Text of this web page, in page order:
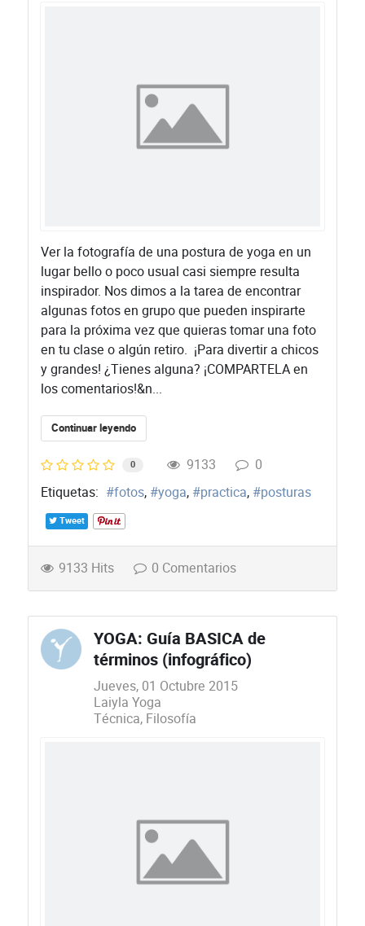
​Ver la fotografía de una postura de yoga en un
lugar bello o poco usual casi siempre resulta
inspirador. Nos dimos a la tarea de encontrar
algunas fotos en grupo que pueden inspirarte
para la próxima vez que quieras tomar una foto
en tu clase o algún retiro. ¡Para divertir a chicos
y grandes! ¿Tienes alguna? ¡COMPARTELA en
los comentarios!&n...
Continuar leyendo
0 9133
0
Etiquetas:
fotos yoga practica posturas
Tweet
9133 Hits 0 Comentarios
YOGA: Guía BASICA de
términos (infográfico)
Jueves, 01 Octubre 2015
Laiyla Yoga
Técnica Filosofía